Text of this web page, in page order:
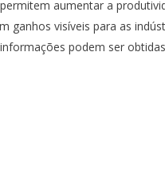
aumentar a
ganhos visíveis para as
podem ser